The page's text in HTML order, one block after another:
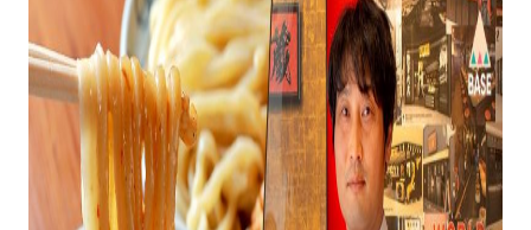
7割以上が実店舗を持たない、EC発ブランド
副業（復業）での運営が約半数
まとめ